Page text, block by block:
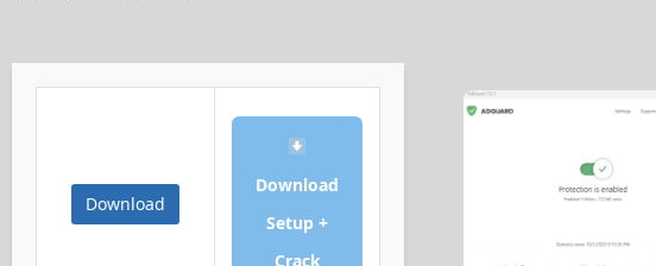
Download
Setup +
Crack
Download